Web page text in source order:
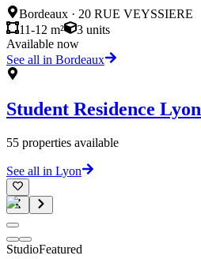
Bordeaux · 20 RUE VEYSSIERE
11-12 m²
3 units
Available now
See all in Bordeaux
Student Residence Lyon
55 properties available
See all in Lyon
StudioFeatured